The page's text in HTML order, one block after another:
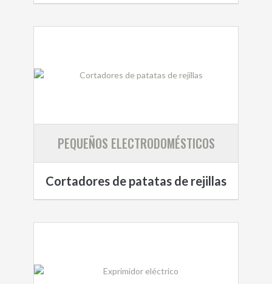
PEQUEÑOS ELECTRODOMÉSTICOS
Cortadores de patatas de rejillas